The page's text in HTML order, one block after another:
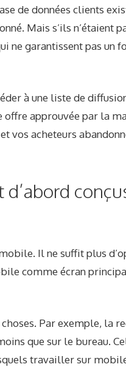
de données clients
Mais s’ils n’étaient
ne garantissent pas un
à une liste de
offre approuvée par la
vos acheteurs
Il ne suffit plus
comme écran
Par exemple, la
que sur le bureau.
travailler sur